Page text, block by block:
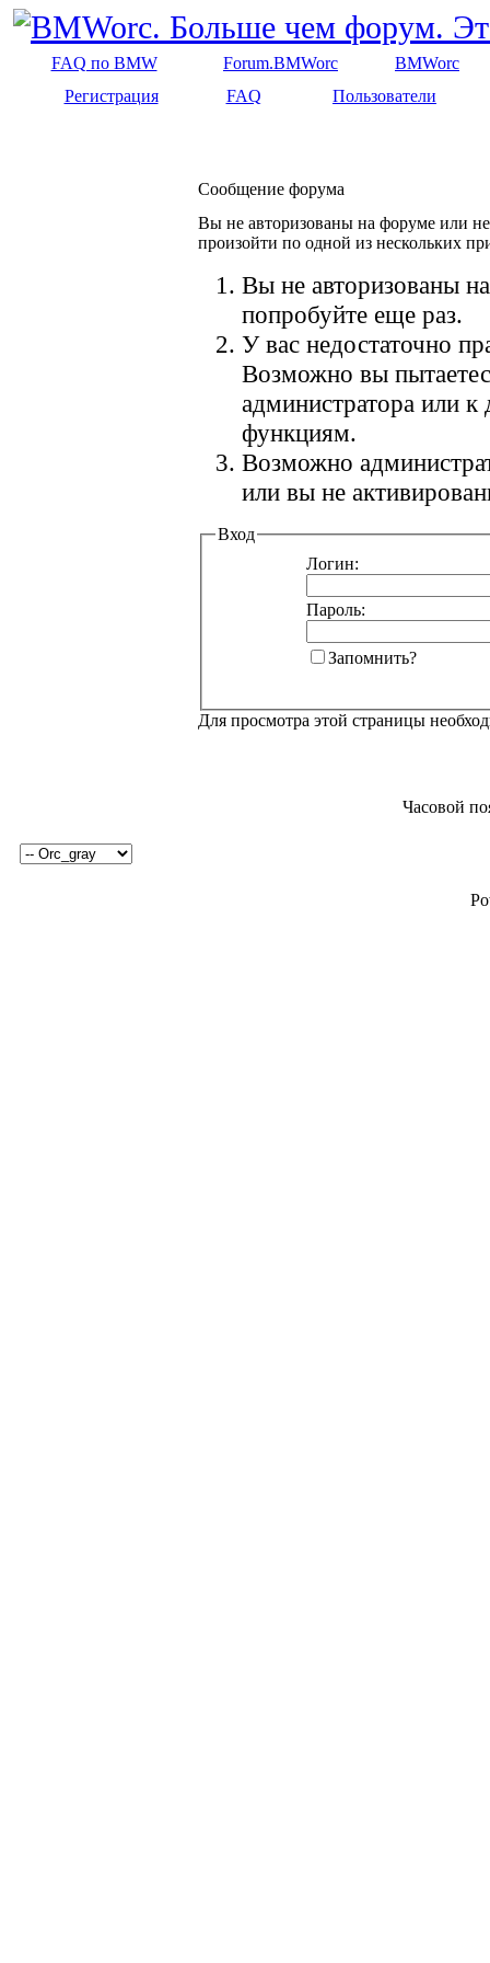
FAQ по BMW Forum.BMWorc
BMWorc
Регистрация
FAQ Пользователи
Сообщение форума
Вы не авторизованы на форуме или
произойти по одной из нескольких
Вы не авторизованы
попробуйте еще раз.
У вас недостаточно
Возможно вы
администратора или
функциям.
Возможно
или вы не
Вход
Логин:
Пароль:
Запомнить?
Для просмотра этой страницы
Часовой